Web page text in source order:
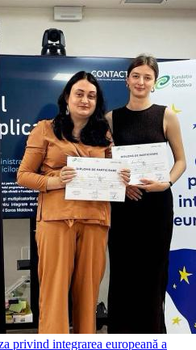
privind integrarea europeană a